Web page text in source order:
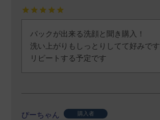
パックが出来る洗顔と聞き購入！
洗い上がりもしっとりしてて好みです
リピートする予定です
ぴーちゃん 購入者